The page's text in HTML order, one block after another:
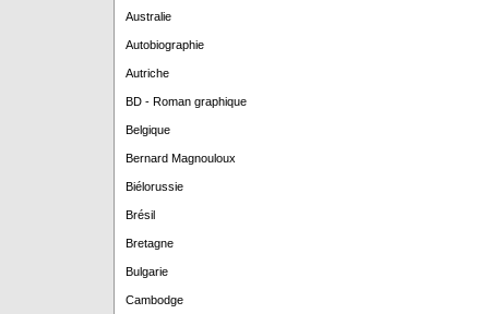
Australie
Autobiographie
Autriche
BD - Roman graphique
Belgique
Bernard Magnouloux
Biélorussie
Brésil
Bretagne
Bulgarie
Cambodge